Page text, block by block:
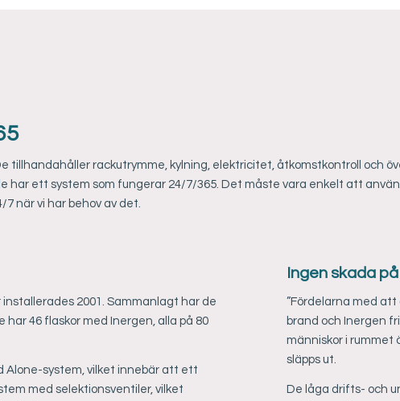
tillhandahåller rackutrymme, kylning, elektricitet, åtkomstkontroll och
har ett system som fungerar 24/7/365. Det måste vara enkelt att
när vi har behov av det.
2001. Sammanlagt har de
har 46 flaskor med Inergen, alla på 80
Alone-system, vilket innebär att ett
med selektionsventiler, vilket
Ingen skada
”Fördelarna med
brand och Inergen
människor i rummet
släpps ut.
De låga drifts- och